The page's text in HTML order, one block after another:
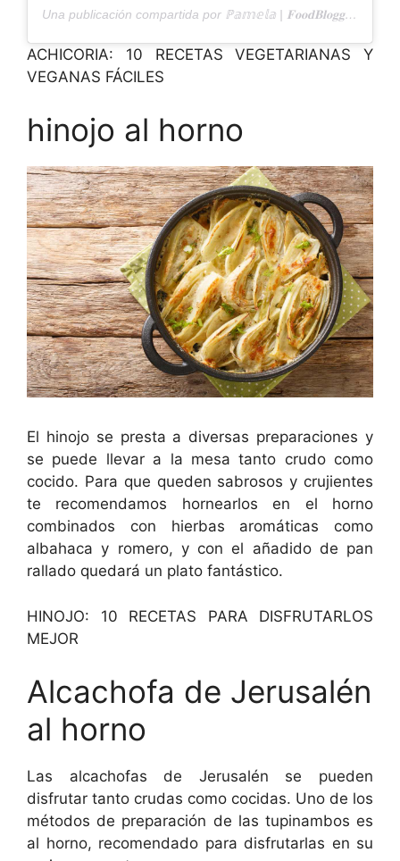
Una publicación compartida por ℙ𝕒𝕞𝕖𝕝𝕒 | 𝐅𝐨𝐨𝐝𝐁𝐥𝐨𝐠𝐠𝐞𝐫 𝐖𝐚𝐧𝐧𝐚𝐁𝐞 (@dulcesalty.dolcesalato)
ACHICORIA: 10 RECETAS VEGETARIANAS Y
VEGANAS FÁCILES
hinojo al horno
El hinojo se presta a diversas preparaciones y
se puede llevar a la mesa tanto crudo como
cocido. Para que queden sabrosos y crujientes
te recomendamos hornearlos en el horno
combinados con hierbas aromáticas como
albahaca y romero, y con el añadido de pan
rallado quedará un plato fantástico.
HINOJO: 10 RECETAS PARA DISFRUTARLOS
MEJOR
Alcachofa de Jerusalén
al horno
Las alcachofas de Jerusalén se pueden
disfrutar tanto crudas como cocidas. Uno de los
métodos de preparación de las tupinambos es
al horno, recomendado para disfrutarlas en su